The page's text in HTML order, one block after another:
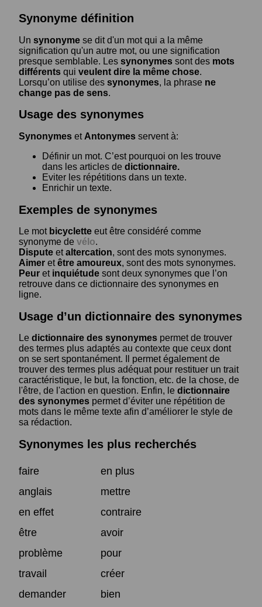
Synonyme définition
Un synonyme se dit d'un mot qui a la même
signification qu'un autre mot, ou une signification
presque semblable. Les synonymes sont des mots
différents qui veulent dire la même chose.
Lorsqu’on utilise des synonymes, la phrase ne
change pas de sens.
Usage des synonymes
Synonymes et Antonymes servent à:
Définir un mot. C’est pourquoi on les trouve
dans les articles de dictionnaire.
Eviter les répétitions dans un texte.
Enrichir un texte.
Exemples de synonymes
Le mot bicyclette eut être considéré comme
synonyme de vélo.
Dispute etaltercation, sont des mots synonymes.
Aimer etêtre amoureux, sont des mots synonymes.
Peur et inquiétude sont deux synonymes que l’on
retrouve dans ce dictionnaire des synonymes en
ligne.
Usage d’un dictionnaire des synonymes
Le dictionnaire des synonymes permet de trouver
des termes plus adaptés au contexte que ceux dont
on se sert spontanément. Il permet également de
trouver des termes plus adéquat pour restituer un trait
caractéristique, le but, la fonction, etc. de la chose, de
l'être, de l'action en question. Enfin, le dictionnaire
des synonymes permet d’éviter une répétition de
mots dans le même texte afin d’améliorer le style de
sa rédaction.
Synonymes les plus recherchés
faire
en plus
anglais
mettre
en effet
contraire
être
avoir
problème
pour
travail
créer
demander
bien